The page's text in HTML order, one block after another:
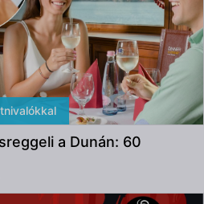
a Dunán: 60